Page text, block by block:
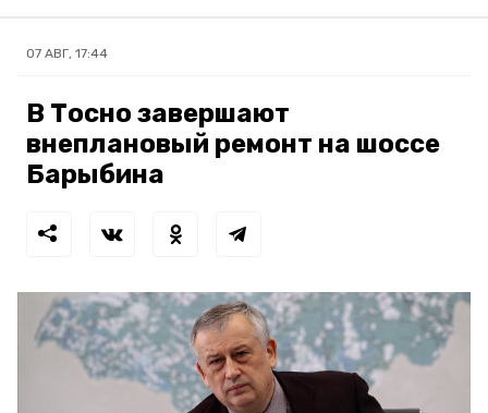
07 АВГ, 17:44
В Тосно завершают
внеплановый ремонт на шоссе
Барыбина